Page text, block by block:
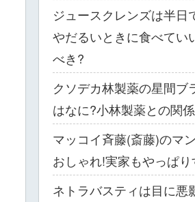
ジュースクレンズは半日
やだるいときに食べてい
べき?
クソデカ林製薬の星間ブ
はなに?小林製薬との関
マッコイ斉藤(斎藤)のマ
おしゃれ!実家もやっぱ
ネトラバスティは目に悪